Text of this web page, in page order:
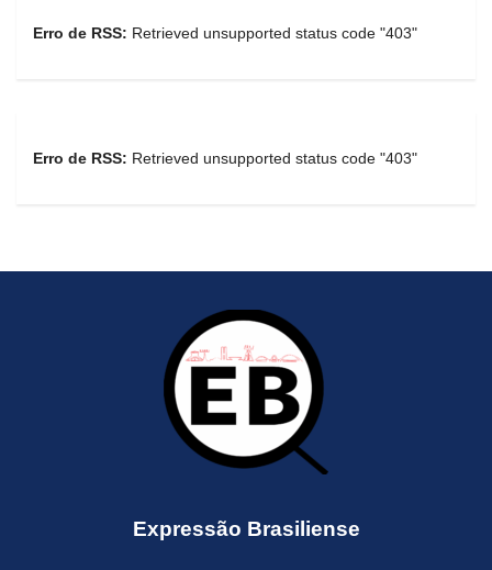
Erro de RSS: Retrieved unsupported status code "403"
Erro de RSS: Retrieved unsupported status code "403"
Expressão Brasiliense